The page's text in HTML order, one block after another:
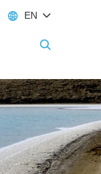
 EN
